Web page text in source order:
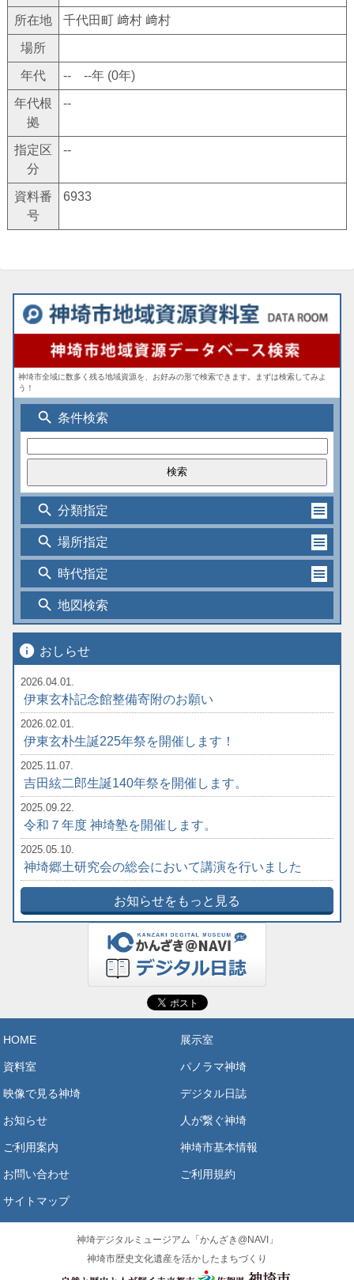
所在地 千代田町 﨑村 﨑村
場所
年代 -- --年 (0年)
年代根
拠
--
指定区
分
--
資料番
号
6933
神埼市全域に数多く残る地域資源を、お好みの形で検索できます。まずは検索してみよ
う！
search 条件検索
search 分類指定
search 場所指定
search 時代指定
search 地図検索
info おしらせ
2026.04.01.
伊東玄朴記念館整備寄附のお願い
2026.02.01.
伊東玄朴生誕225年祭を開催します！
2025.11.07.
吉田絃二郎生誕140年祭を開催します。
2025.09.22.
令和７年度 神埼塾を開催します。
2025.05.10.
神埼郷土研究会の総会において講演を行いました
お知らせをもっと見る
HOME 展示室
資料室 パノラマ神埼
映像で見る神埼 デジタル日誌
お知らせ 人が繋ぐ神埼
ご利用案内 神埼市基本情報
お問い合わせ ご利用規約
サイトマップ
神埼デジタルミュージアム「かんざき@NAVI」
神埼市歴史文化遺産を活かしたまちづくり